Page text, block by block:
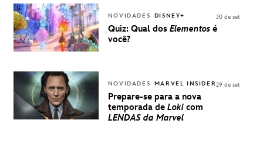
DISNEY
NOVIDADES DISNEY+
Quiz: Qual dos Elementos é
você?
30 de set
NOVIDADES MARVEL INSIDER
Prepare-se para a nova
temporada de Loki com
LENDAS da Marvel
29 de set